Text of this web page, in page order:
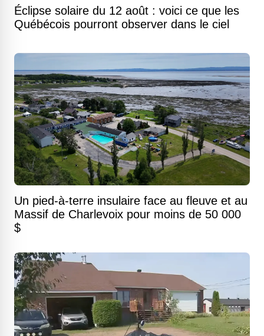
Éclipse solaire du 12 août : voici ce que les
Québécois pourront observer dans le ciel
Un pied-à-terre insulaire face au fleuve et au
Massif de Charlevoix pour moins de 50 000
$